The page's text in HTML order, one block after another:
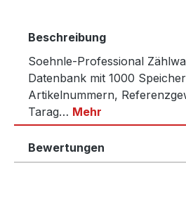
Beschreibung
Soehnle-Professional
Datenbank mit 1000
Artikelnummern,
Tarag… Mehr
Bewertungen